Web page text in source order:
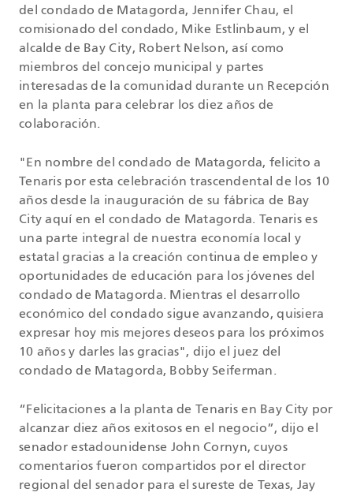
del condado de Matagorda, Jennifer Chau, el
comisionado del condado, Mike Estlinbaum, y el
alcalde de Bay City, Robert Nelson, así como
miembros del concejo municipal y partes
interesadas de la comunidad durante un Recepción
en la planta para celebrar los diez años de
colaboración.
"En nombre del condado de Matagorda, felicito a
Tenaris por esta celebración trascendental de los 10
años desde la inauguración de su fábrica de Bay
City aquí en el condado de Matagorda. Tenaris es
una parte integral de nuestra economía local y
estatal gracias a la creación continua de empleo y
oportunidades de educación para los jóvenes del
condado de Matagorda. Mientras el desarrollo
económico del condado sigue avanzando, quisiera
expresar hoy mis mejores deseos para los próximos
10 años y darles las gracias", dijo el juez del
condado de Matagorda, Bobby Seiferman.
“Felicitaciones a la planta de Tenaris en Bay City por
alcanzar diez años exitosos en el negocio”, dijo el
senador estadounidense John Cornyn, cuyos
comentarios fueron compartidos por el director
regional del senador para el sureste de Texas, Jay